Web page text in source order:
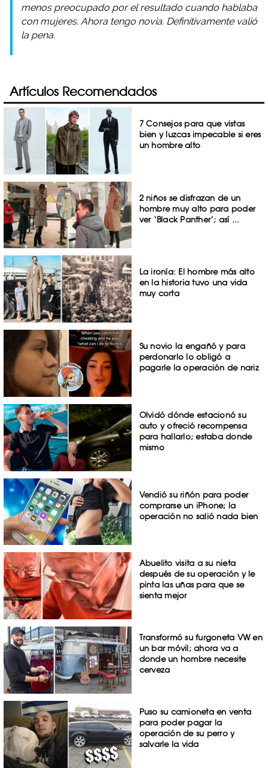
menos preocupado por el resultado cuando hablaba
con mujeres. Ahora tengo novia. Definitivamente valió
la pena.
Artículos Recomendados
7 Consejos para que vistas
bien y luzcas impecable si eres
un hombre alto
2 niños se disfrazan de un
hombre muy alto para poder
ver ‘Black Panther’; así ...
La ironía: El hombre más alto
en la historia tuvo una vida
muy corta
Su novio la engañó y para
perdonarlo lo obligó a
pagarle la operación de nariz
Olvidó dónde estacionó su
auto y ofreció recompensa
para hallarlo; estaba donde
mismo
Vendió su riñón para poder
comprarse un iPhone; la
operación no salió nada bien
Abuelito visita a su nieta
después de su operación y le
pinta las uñas para que se
sienta mejor
Transformó su furgoneta VW en
un bar móvil; ahora va a
donde un hombre necesite
cerveza
Puso su camioneta en venta
para poder pagar la
operación de su perro y
salvarle la vida